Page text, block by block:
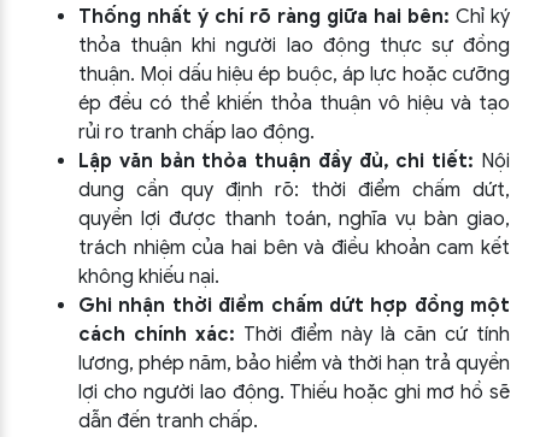
Thống nhất ý chí rõ ràng giữa hai bên: Chỉ ký
thỏa thuận khi người lao động thực sự đồng
thuận. Mọi dấu hiệu ép buộc, áp lực hoặc cưỡng
ép đều có thể khiến thỏa thuận vô hiệu và tạo
rủi ro tranh chấp lao động.
Lập văn bản thỏa thuận đầy đủ, chi tiết: Nội
dung cần quy định rõ: thời điểm chấm dứt,
quyền lợi được thanh toán, nghĩa vụ bàn giao,
trách nhiệm của hai bên và điều khoản cam kết
không khiếu nại.
Ghi nhận thời điểm chấm dứt hợp đồng một
cách chính xác: Thời điểm này là căn cứ tính
lương, phép năm, bảo hiểm và thời hạn trả quyền
lợi cho người lao động. Thiếu hoặc ghi mơ hồ sẽ
dẫn đến tranh chấp.